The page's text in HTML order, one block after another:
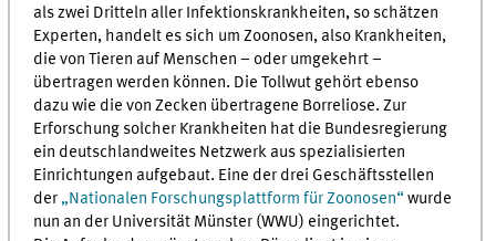
als zwei Dritteln aller Infektionskrankheiten, so schätzen
Experten, handelt es sich um Zoonosen, also Krankheiten,
die von Tieren auf Menschen – oder umgekehrt –
übertragen werden können. Die Tollwut gehört ebenso
dazu wie die von Zecken übertragene Borreliose. Zur
Erforschung solcher Krankheiten hat die Bundesregierung
ein deutschlandweites Netzwerk aus spezialisierten
Einrichtungen aufgebaut. Eine der drei Geschäftsstellen
der „Nationalen Forschungsplattform für Zoonosen“ wurde
nun an der Universität Münster (WWU) eingerichtet.